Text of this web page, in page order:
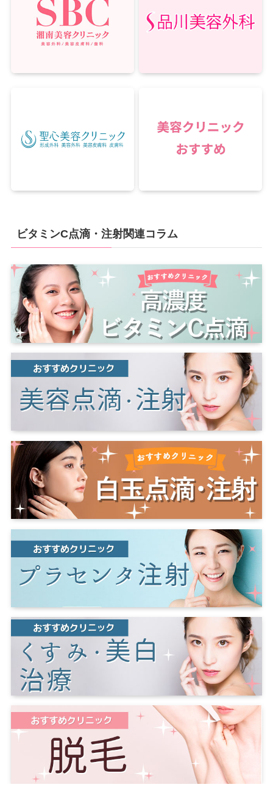
ビタミンC点滴・注射関連コラム